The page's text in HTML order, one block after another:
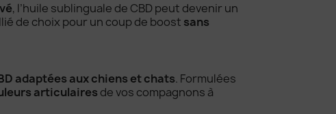
, l’huile sublinguale de CBD peut devenir un
de choix pour un coup de boost sans
adaptées aux chiens et chats. Formulées
articulaires de vos compagnons à